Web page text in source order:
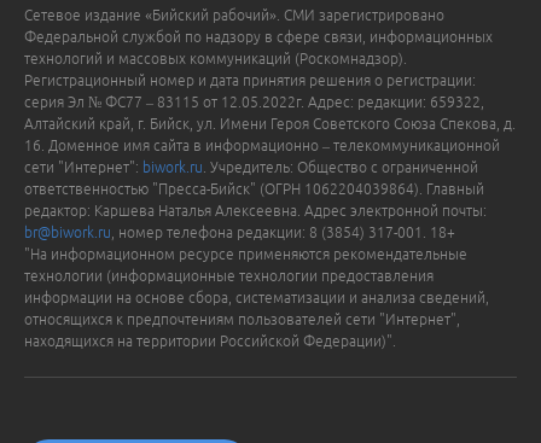
Сетевое издание «Бийский рабочий». СМИ зарегистрировано
Федеральной службой по надзору в сфере связи, информационных
технологий и массовых коммуникаций (Роскомнадзор).
Регистрационный номер и дата принятия решения о регистрации:
серия Эл № ФС77 – 83115 от 12.05.2022г. Адрес: редакции: 659322,
Алтайский край, г. Бийск, ул. Имени Героя Советского Союза Спекова, д.
16. Доменное имя сайта в информационно – телекоммуникационной
сети "Интернет": biwork.ru . Учредитель: Общество с ограниченной
ответственностью "Пресса-Бийск" (ОГРН 1062204039864). Главный
редактор: Каршева Наталья Алексеевна. Адрес электронной почты:
br@biwork.ru , номер телефона редакции: 8 (3854) 317-001. 18+
"На информационном ресурсе применяются рекомендательные
технологии (информационные технологии предоставления
информации на основе сбора, систематизации и анализа сведений,
относящихся к предпочтениям пользователей сети "Интернет",
находящихся на территории Российской Федерации)".